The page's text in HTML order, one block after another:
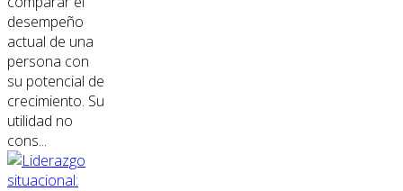
desempeño
actual de una
persona con
su potencial de
crecimiento. Su
utilidad no
cons...